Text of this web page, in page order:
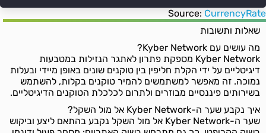
Source: CurrencyRate
שאלות ותשובות
מה עושים עם Kyber Network?
Kyber Network מספקת פתרון לאתגר הנזילות במטבעות
דיגיטליים על ידי הקלת חליפין בין טוקנים שונים באופן מיידי ובעלות
נמוכה. זה מאפשר למשתמשים להמיר טוקנים בקלות, להשתמש
בשירותים פיננסיים מבוזרים ולתרום לכלכלת הטוקנים הדיגיטליים.
איך נקבע שער ה-Kyber Network אל מול השקל?
שער ה-Kyber Network אל מול השקל נקבע בהתאם ליצע וביקוש